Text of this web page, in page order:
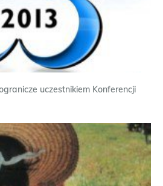
uczestnikiem Konferencji